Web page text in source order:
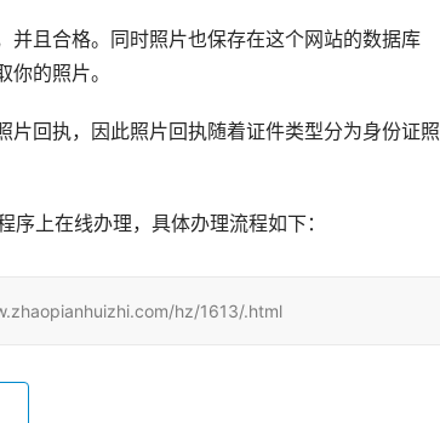
且合格。同时照片也保存在这个网站的数据库
的照片。
回执，因此照片回执随着证件类型分为身份证照
序上在线办理，具体办理流程如下：
hz/1613/.html